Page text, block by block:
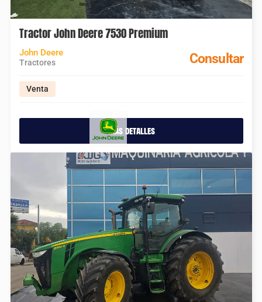
Tractor John Deere 7530 Premium
John Deere
Tractores Consultar
Venta
más detalles